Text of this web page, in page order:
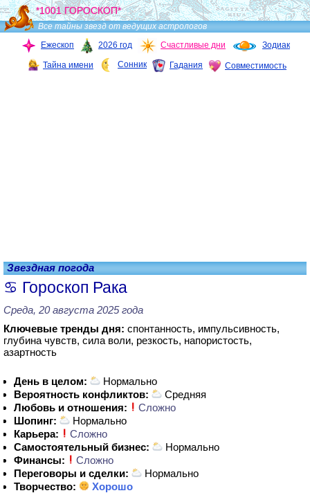
*1001 ГОРОСКОП*
Все тайны звезд от ведущих астрологов
Ежескоп
2026 год Счастливые дни Зодиак
Тайна имени Сонник Гадания Совместимость
Звездная погода
Гороскоп Рака
Среда, 20 августа 2025 года
Ключевые тренды дня: спонтанность, импульсивность,
глубина чувств, сила воли, резкость, напористость,
азартность
День в целом:
Нормально
Вероятность конфликтов:
Средняя
Любовь и отношения:
Сложно
Шопинг:
Нормально
Карьера:
Сложно
Самостоятельный бизнес:
Нормально
Финансы:
Сложно
Переговоры и сделки:
Нормально
Творчество:
Хорошо